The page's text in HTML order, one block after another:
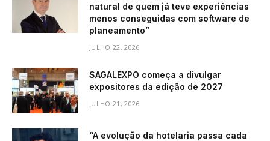
natural de quem já teve experiências
menos conseguidas com software de
planeamento”
JULHO 22, 2026
SAGALEXPO começa a divulgar
expositores da edição de 2027
JULHO 21, 2026
“A evolução da hotelaria passa cada